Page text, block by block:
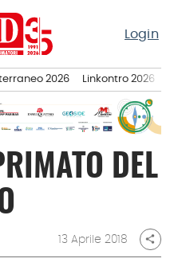
Login
2026 Linkontro 2026
DEL
13 Aprile 2018 share